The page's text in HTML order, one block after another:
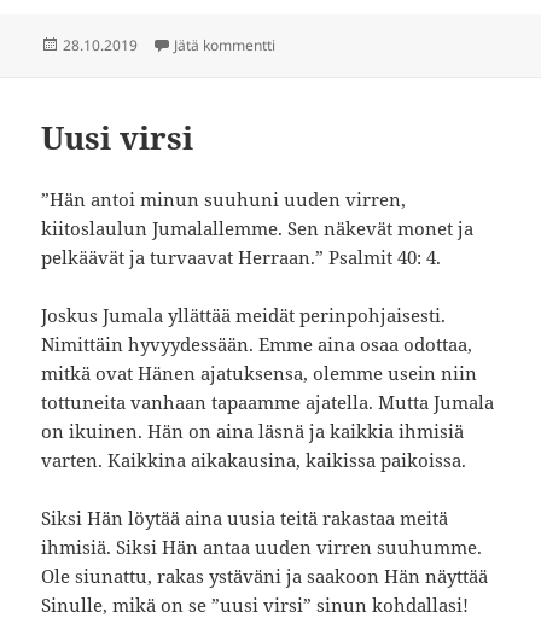
Julkaistu
28.10.2019 Jätä kommentti
Uusi virsi
”Hän antoi minun suuhuni uuden virren,
kiitoslaulun Jumalallemme. Sen näkevät monet ja
pelkäävät ja turvaavat Herraan.” Psalmit 40: 4.
Joskus Jumala yllättää meidät perinpohjaisesti.
Nimittäin hyvyydessään. Emme aina osaa odottaa,
mitkä ovat Hänen ajatuksensa, olemme usein niin
tottuneita vanhaan tapaamme ajatella. Mutta Jumala
on ikuinen. Hän on aina läsnä ja kaikkia ihmisiä
varten. Kaikkina aikakausina, kaikissa paikoissa.
Siksi Hän löytää aina uusia teitä rakastaa meitä
ihmisiä. Siksi Hän antaa uuden virren suuhumme.
Ole siunattu, rakas ystäväni ja saakoon Hän näyttää
Sinulle, mikä on se ”uusi virsi” sinun kohdallasi!